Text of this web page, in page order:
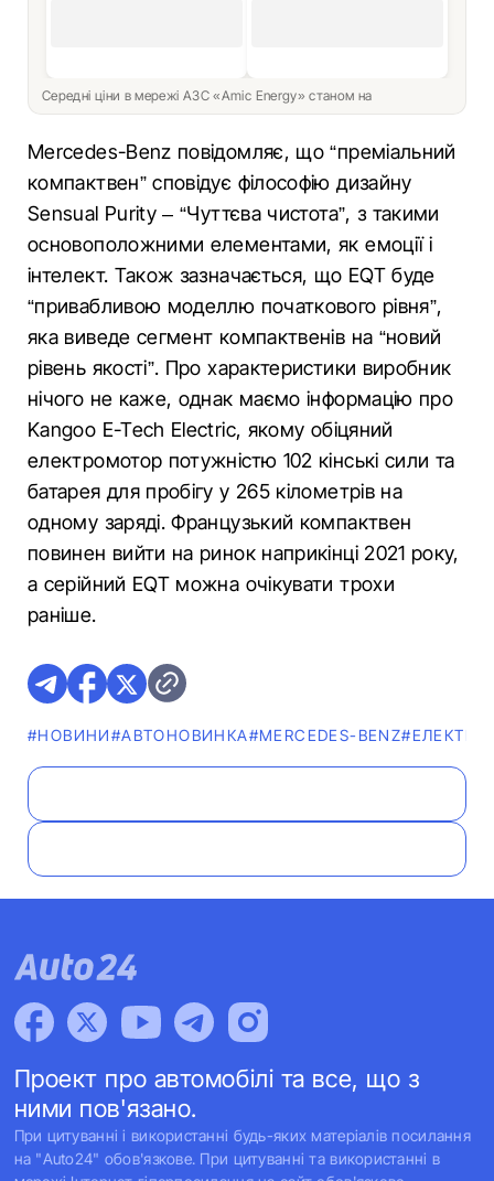
Середні ціни в мережі АЗС «Amic Energy» станом на
Mercedes-Benz повідомляє, що “преміальний
компактвен” сповідує філософію дизайну
Sensual Purity – “Чуттєва чистота”, з такими
основоположними елементами, як емоції і
інтелект. Також зазначається, що EQT буде
“привабливою моделлю початкового рівня”,
яка виведе сегмент компактвенів на “новий
рівень якості”. Про характеристики виробник
нічого не каже, однак маємо інформацію про
Kangoo E-Tech Electric, якому обіцяний
електромотор потужністю 102 кінські сили та
батарея для пробігу у 265 кілометрів на
одному заряді. Французький компактвен
повинен вийти на ринок наприкінці 2021 року,
а серійний EQT можна очікувати трохи
раніше.
#НОВИНИ#АВТОНОВИНКА#MERCEDES-BENZ
Проект про автомобілі та все, що з
ними пов'язано.
При цитуванні і використанні будь-яких матеріалів посилання
на "Auto24" обов'язкове. При цитуванні та використанні в